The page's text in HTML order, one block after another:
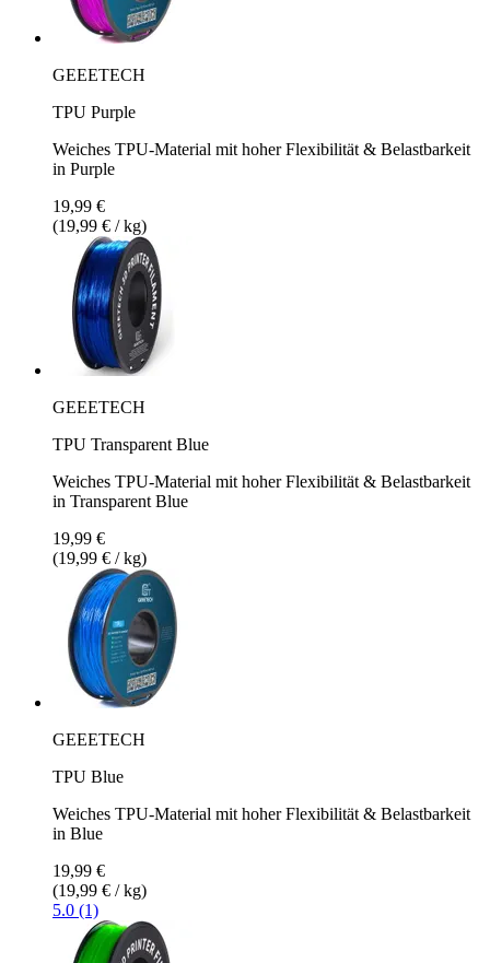
GEEETECH
TPU Purple
Weiches TPU-Material mit hoher Flexibilität & Belastbarkeit
in Purple
19,99 €
(19,99 € / kg)
GEEETECH
TPU Transparent Blue
Weiches TPU-Material mit hoher Flexibilität & Belastbarkeit
in Transparent Blue
19,99 €
(19,99 € / kg)
GEEETECH
TPU Blue
Weiches TPU-Material mit hoher Flexibilität & Belastbarkeit
in Blue
19,99 €
(19,99 € / kg)
5.0 (1)